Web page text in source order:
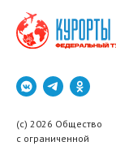
(c) 2026 Общество
с ограниченной